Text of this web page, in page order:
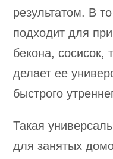
результатом. В
подходит для
бекона, сосисок,
делает ее
быстрого
Такая
для занятых